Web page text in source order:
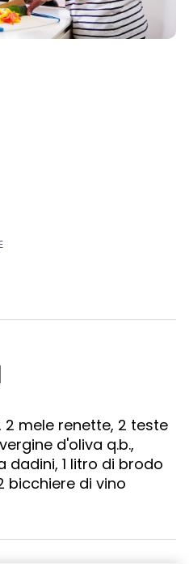
mele renette, 2 teste
d'oliva q.b.,
1 litro di brodo
bicchiere di vino